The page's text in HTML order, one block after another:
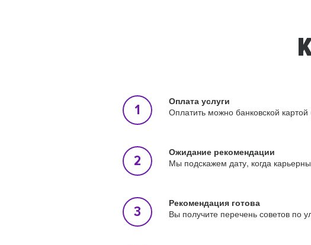
Оплата услуги
Оплатить можно банковской
Ожидание рекомендации
Мы подскажем дату, когда
Рекомендация готова
Вы получите перечень советов по